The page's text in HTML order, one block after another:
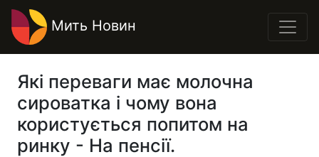
Мить Новин
Які переваги має молочна
сироватка і чому вона
користується попитом на
ринку - На пенсії.